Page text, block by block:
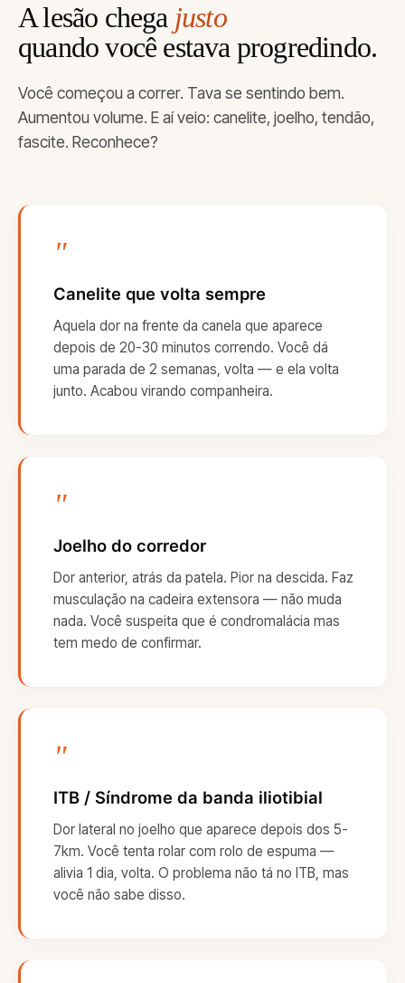
A lesão chega justo
quando você estava progredindo.
Você começou a correr. Tava se sentindo bem.
Aumentou volume. E aí veio: canelite, joelho, tendão,
fascite. Reconhece?
"
Canelite que volta sempre
Aquela dor na frente da canela que aparece
depois de 20-30 minutos correndo. Você dá
uma parada de 2 semanas, volta — e ela volta
junto. Acabou virando companheira.
"
Joelho do corredor
Dor anterior, atrás da patela. Pior na descida. Faz
musculação na cadeira extensora — não muda
nada. Você suspeita que é condromalácia mas
tem medo de confirmar.
"
ITB / Síndrome da banda iliotibial
Dor lateral no joelho que aparece depois dos 5-
7km. Você tenta rolar com rolo de espuma —
alivia 1 dia, volta. O problema não tá no ITB, mas
você não sabe disso.